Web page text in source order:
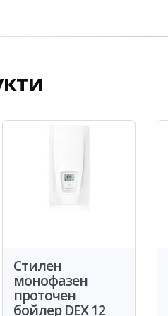
Стилен
монофазен
проточен
бойлер DEX 12